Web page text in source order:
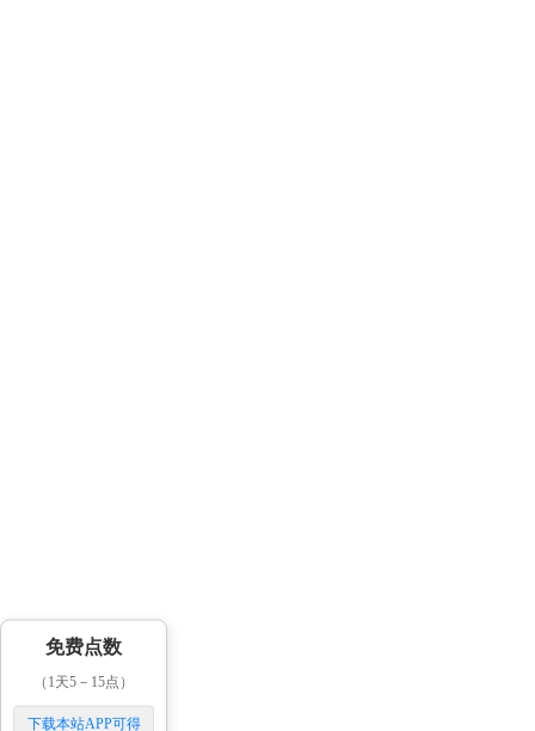
免费点数
（1天5－15点）
下载本站APP可得